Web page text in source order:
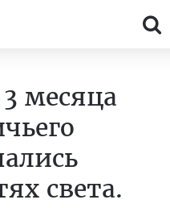
месяца
света.